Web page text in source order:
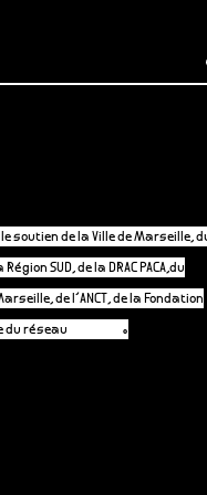
soutien de la Ville de Marseille,
SUD, de la DRAC PACA,du
de l’ANCT, de la Fondation
du réseau .